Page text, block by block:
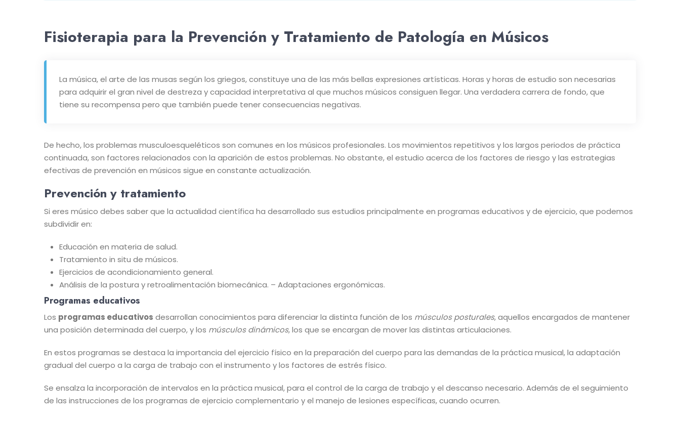
Fisioterapia para la Prevención y Tratamiento de Patología en Músicos
La música, el arte de las musas según los griegos, constituye una de las más bellas expresiones artísticas. Horas y horas de estudio son necesarias
para adquirir el gran nivel de destreza y capacidad interpretativa al que muchos músicos consiguen llegar. Una verdadera carrera de fondo, que
tiene su recompensa pero que también puede tener consecuencias negativas.
De hecho, los problemas musculoesqueléticos son comunes en los músicos profesionales. Los movimientos repetitivos y los largos periodos de práctica
continuada, son factores relacionados con la aparición de estos problemas. No obstante, el estudio acerca de los factores de riesgo y las estrategias
efectivas de prevención en músicos sigue en constante actualización.
Prevención y tratamiento
Si eres músico debes saber que la actualidad científica ha desarrollado sus estudios principalmente en programas educativos y de ejercicio, que podemos
subdividir en:
Educación en materia de salud.
Tratamiento in situ de músicos.
Ejercicios de acondicionamiento general.
Análisis de la postura y retroalimentación biomecánica. – Adaptaciones ergonómicas.
Programas educativos
Los programas educativos desarrollan conocimientos para diferenciar la distinta función de los músculos posturales, aquellos encargados de mantener
una posición determinada del cuerpo, y los músculos dinámicos, los que se encargan de mover las distintas articulaciones.
En estos programas se destaca la importancia del ejercicio físico en la preparación del cuerpo para las demandas de la práctica musical, la adaptación
gradual del cuerpo a la carga de trabajo con el instrumento y los factores de estrés físico.
Se ensalza la incorporación de intervalos en la práctica musical, para el control de la carga de trabajo y el descanso necesario. Además de el seguimiento
de las instrucciones de los programas de ejercicio complementario y el manejo de lesiones específicas, cuando ocurren.